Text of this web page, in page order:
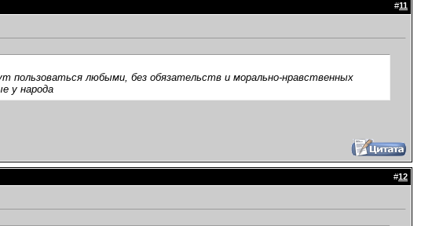
#11
пользоваться любыми, без обязательств и морально-нравственных
у народа
#12